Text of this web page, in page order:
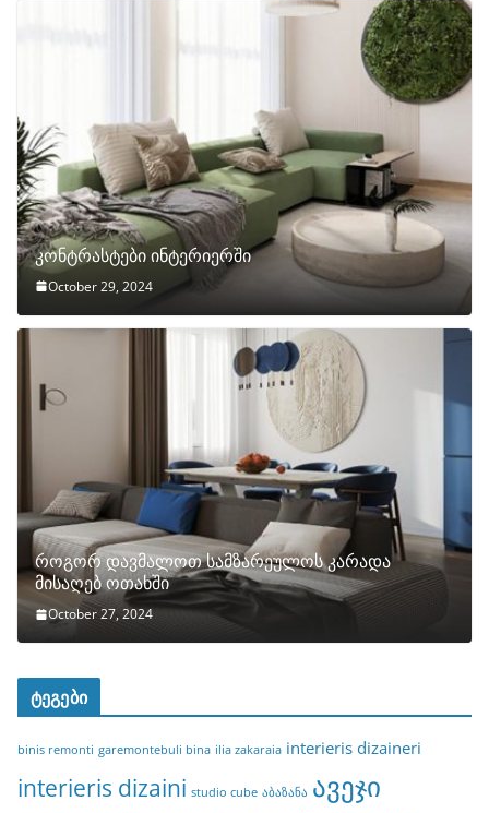
კონტრასტები ინტერიერში
October 29, 2024
როგორ დავმალოთ სამზარეულოს კარადა
მისაღებ ოთახში
October 27, 2024
ტეგები
binis remonti garemontebuli bina ilia zakaraia interieris dizaineri
interieris dizaini studio cube აბაზანა ავეჯი